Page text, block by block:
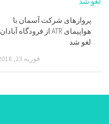
پرواز‌های شرکت آسمان با
هواپیمای ATR از فرودگاه آبادان
لغو شد
فوریه 23, 2018